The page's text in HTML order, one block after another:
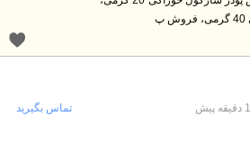
تماس بگیرید